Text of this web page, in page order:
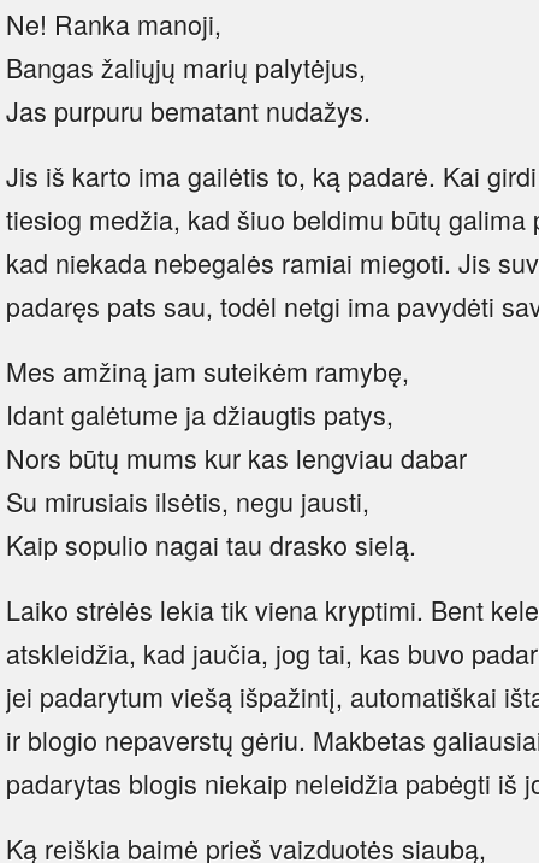
Ne! Ranka manoji,
Bangas žaliųjų marių palytėjus,
Jas purpuru bematant nudažys.
Jis iš karto ima gailėtis to, ką padarė. Kai
tiesiog medžia, kad šiuo beldimu būtų
kad niekada nebegalės ramiai miegoti. Jis
padaręs pats sau, todėl netgi ima pavydėti
Mes amžiną jam suteikėm ramybę,
Idant galėtume ja džiaugtis patys,
Nors būtų mums kur kas lengviau dabar
Su mirusiais ilsėtis, negu jausti,
Kaip sopulio nagai tau drasko sielą.
Laiko strėlės lekia tik viena kryptimi. Bent
atskleidžia, kad jaučia, jog tai, kas buvo
jei padarytum viešą išpažintį, automatiškai
ir blogio nepaverstų gėriu. Makbetas
padarytas blogis niekaip neleidžia pabėgti iš
Ką reiškia baimė prieš vaizduotės siaubą,